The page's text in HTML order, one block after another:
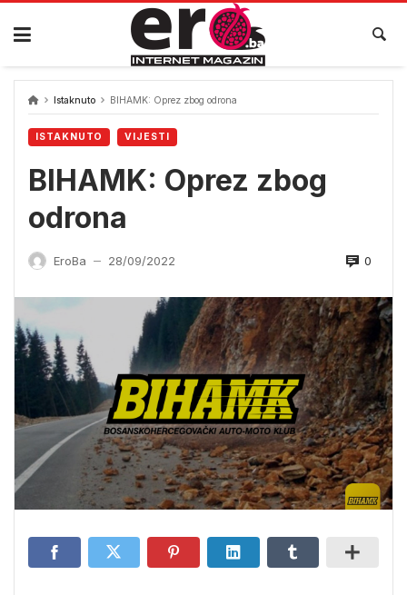
Skip
content
Istaknuto BIHAMK: Oprez zbog odrona
ISTAKNUTO VIJESTI
BIHAMK: Oprez zbog
odrona
EroBa — 28/09/2022 0